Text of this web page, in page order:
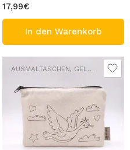
17,99€
In den Warenkorb
SCHULTASCHEN
AUSMALTASCHEN, GELDBÖRSEN